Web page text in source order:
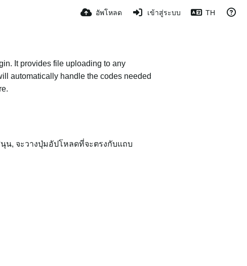
อัพโหลด เข้าสู่ระบบ TH
It provides file uploading to any
automatically handle the codes needed
น, จะวางปุ่มอัปโหลดที่จะตรงกับแถบ